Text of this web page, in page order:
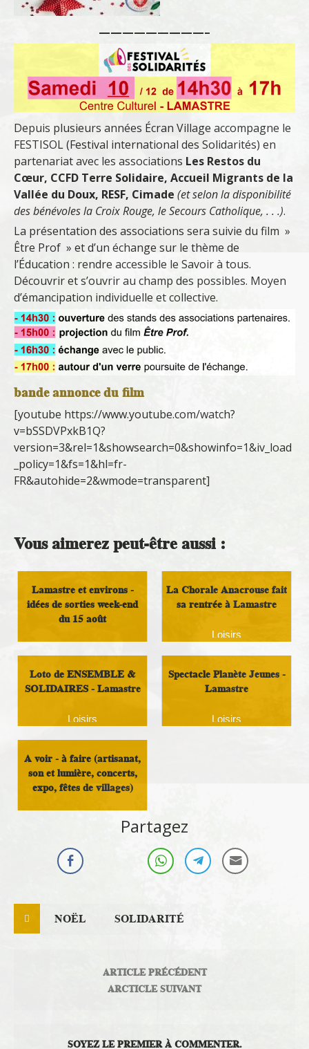
—————————–
Depuis plusieurs années Écran Village accompagne le
FESTISOL (Festival international des Solidarités) en
partenariat avec les associations Les Restos du
Cœur, CCFD Terre Solidaire, Accueil Migrants de la
Vallée du Doux, RESF, Cimade (et selon la disponibilité
des bénévoles la Croix Rouge, le Secours Catholique, . . .).
La présentation des associations sera suivie du film »
Être Prof » et d’un échange sur le thème de
l’Éducation : rendre accessible le Savoir à tous.
Découvrir et s’ouvrir au champ des possibles. Moyen
d’émancipation individuelle et collective.
bande annonce du film
[youtube https://www.youtube.com/watch?
v=bSSDVPxkB1Q?
version=3&rel=1&showsearch=0&showinfo=1&iv_load
_policy=1&fs=1&hl=fr-
FR&autohide=2&wmode=transparent]
Vous aimerez peut-être aussi :
Lamastre et environs -
idées de sorties week-end
du 15 août
La Chorale Anacrouse fait
sa rentrée à Lamastre
Loisirs
Loto de ENSEMBLE &
SOLIDAIRES - Lamastre
Loisirs
Spectacle Planète Jeunes -
Lamastre
Loisirs
A voir - à faire (artisanat,
son et lumière, concerts,
expo, fêtes de villages)
Partagez
NOËL SOLIDARITÉ
ARTICLE PRÉCÉDENT
ARCTICLE SUIVANT
SOYEZ LE PREMIER À COMMENTER.